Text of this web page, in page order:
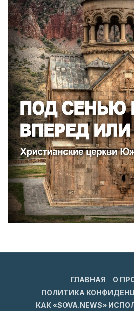
ГЛАВНАЯ
О
ПОЛИТИКА
КАК «SOVA.NEWS»